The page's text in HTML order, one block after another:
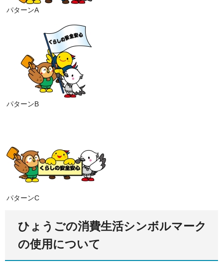
パターンA
パターンB
パターンC
ひょうごの消費生活シンボルマーク
の使用について